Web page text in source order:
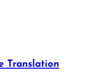
Translation